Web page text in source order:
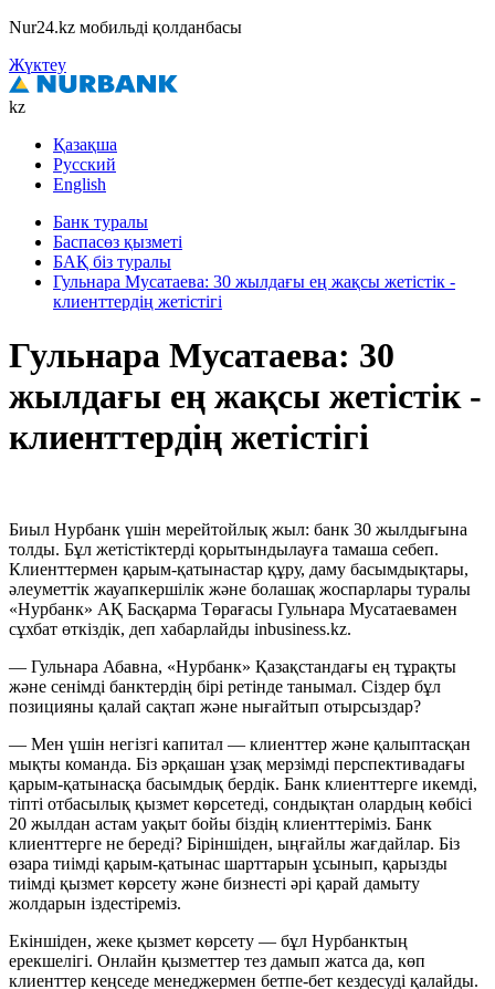
Nur24.kz мобильді қолданбасы
Жүктеу
kz
Қазақша
Русский
English
Банк туралы
Баспасөз қызметі
БАҚ біз туралы
Гульнара Мусатаева: 30 жылдағы ең жақсы жетістік -
клиенттердің жетістігі
Гульнара Мусатаева: 30
жылдағы ең жақсы жетістік -
клиенттердің жетістігі
Биыл Нурбанк үшін мерейтойлық жыл: банк 30 жылдығына
толды. Бұл жетістіктерді қорытындылауға тамаша себеп.
Клиенттермен қарым-қатынастар құру, даму басымдықтары,
әлеуметтік жауапкершілік және болашақ жоспарлары туралы
«Нурбанк» АҚ Басқарма Төрағасы Гульнара Мусатаевамен
сұхбат өткіздік, деп хабарлайды inbusiness.kz.
— Гульнара Абавна, «Нурбанк» Қазақстандағы ең тұрақты
және сенімді банктердің бірі ретінде танымал. Сіздер бұл
позицияны қалай сақтап және нығайтып отырсыздар?
— Мен үшін негізгі капитал — клиенттер және қалыптасқан
мықты команда. Біз әрқашан ұзақ мерзімді перспективадағы
қарым-қатынасқа басымдық бердік. Банк клиенттерге икемді,
тіпті отбасылық қызмет көрсетеді, сондықтан олардың көбісі
20 жылдан астам уақыт бойы біздің клиенттеріміз. Банк
клиенттерге не береді? Біріншіден, ыңғайлы жағдайлар. Біз
өзара тиімді қарым-қатынас шарттарын ұсынып, қарызды
тиімді қызмет көрсету және бизнесті әрі қарай дамыту
жолдарын іздестіреміз.
Екіншіден, жеке қызмет көрсету — бұл Нурбанктың
ерекшелігі. Онлайн қызметтер тез дамып жатса да, көп
клиенттер кеңседе менеджермен бетпе-бет кездесуді қалайды.